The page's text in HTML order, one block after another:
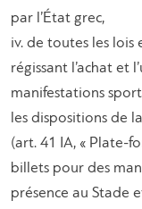
par l’État grec,
iv. de toutes les lois
régissant l’achat et
manifestations
les dispositions de
(art. 41 IA, « Plate-
billets pour des
présence au Stade